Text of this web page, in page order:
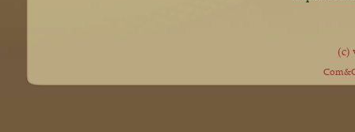
(c)